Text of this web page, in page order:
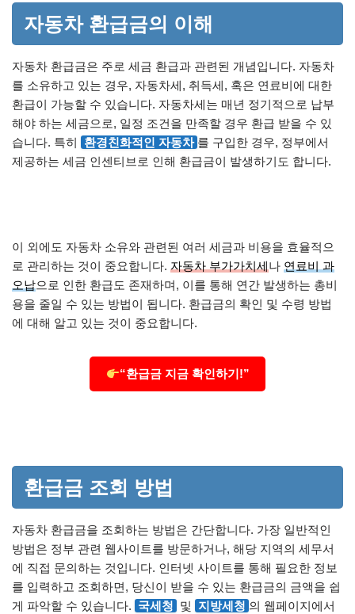
자동차 환급금의 이해
자동차 환급금은 주로 세금 환급과 관련된 개념입니다. 자동차
를 소유하고 있는 경우, 자동차세, 취득세, 혹은 연료비에 대한
환급이 가능할 수 있습니다. 자동차세는 매년 정기적으로 납부
해야 하는 세금으로, 일정 조건을 만족할 경우 환급 받을 수 있
습니다. 특히
환경친화적인 자동차 를 구입한 경우, 정부에서
제공하는 세금 인센티브로 인해 환급금이 발생하기도 합니다.
이 외에도 자동차 소유와 관련된 여러 세금과 비용을 효율적으
로 관리하는 것이 중요합니다. 자동차 부가가치세나 연료비 과
오납으로 인한 환급도 존재하며, 이를 통해 연간 발생하는 총비
용을 줄일 수 있는 방법이 됩니다. 환급금의 확인 및 수령 방법
에 대해 알고 있는 것이 중요합니다.
“환급금 지금 확인하기!”
환급금 조회 방법
자동차 환급금을 조회하는 방법은 간단합니다. 가장 일반적인
방법은 정부 관련 웹사이트를 방문하거나, 해당 지역의 세무서
에 직접 문의하는 것입니다. 인터넷 사이트를 통해 필요한 정보
를 입력하고 조회하면, 당신이 받을 수 있는 환급금의 금액을 쉽
게 파악할 수 있습니다. 국세청 및 지방세청 의 웹페이지에서